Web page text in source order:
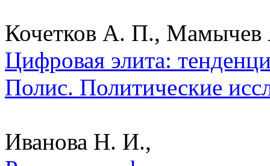
Кочетков А. П.,
Цифровая элита:
Полис. Политические
Иванова Н. И.,